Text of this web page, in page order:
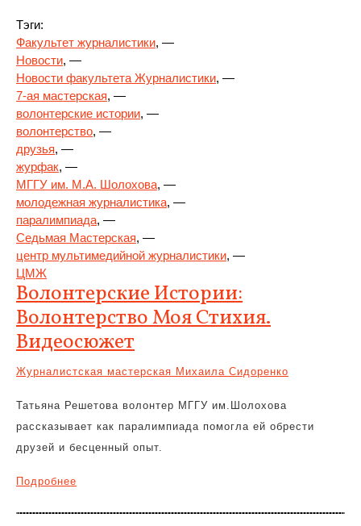
Тэги:
Факультет журналистики, —
Новости, —
Новости факультета Журналистики, —
7-ая мастерская, —
волонтерские истории, —
волонтерство, —
друзья, —
журфак, —
МГГУ им. М.А. Шолохова, —
молодежная журналистика, —
паралимпиада, —
Седьмая Мастерская, —
центр мультимедийной журналистики, —
ЦМЖ
Волонтерские Истории:
Волонтерство Моя Стихия.
Видеосюжет
Журналистская мастерская Михаила Сидоренко
Татьяна Решетова волонтер МГГУ им.Шолохова
рассказывает как паралимпиада помогла ей обрести
друзей и бесценный опыт.
Подробнее